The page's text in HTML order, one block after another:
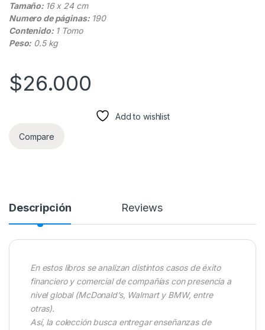
Tamaño: 16 x 24 cm
Numero de páginas:190
Contenido:1 Tomo
Peso: 0.5 kg
$26.000
Add to wishlist
Compare
Descripción Reviews
En estos libros se analizan distintos casos de éxito
financiero y comercial de compañías con presencia a
nivel global (McDonald’s, Walmart y BMW, entre
otras).
Así, la colección busca entregar enseñanzas de